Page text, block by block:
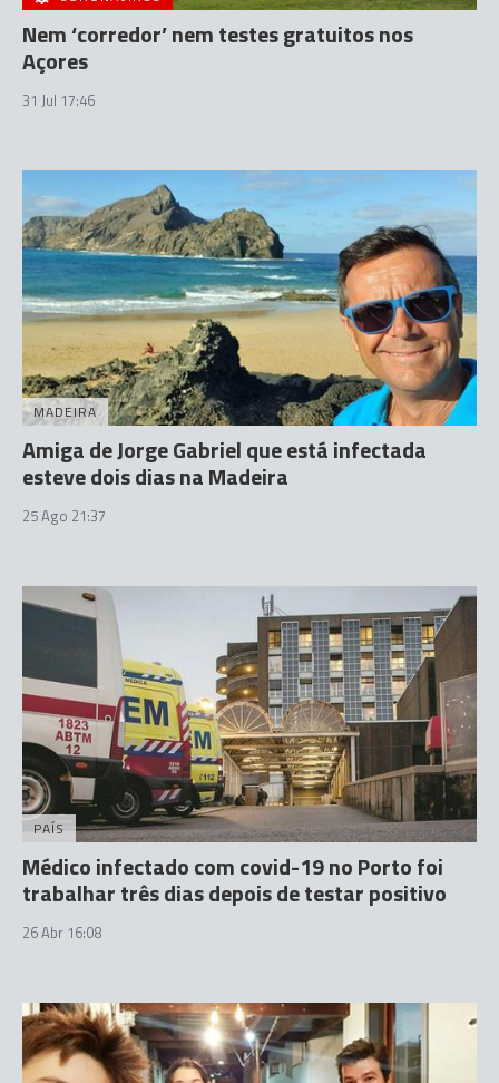
Nem ‘corredor’ nem testes gratuitos nos
Açores
31 Jul 17:46
MADEIRA
Amiga de Jorge Gabriel que está infectada
esteve dois dias na Madeira
25 Ago 21:37
PAÍS
Médico infectado com covid-19 no Porto foi
trabalhar três dias depois de testar positivo
26 Abr 16:08